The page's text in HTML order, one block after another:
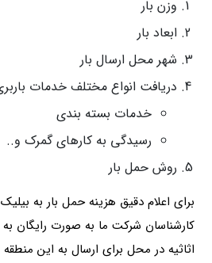
وزن بار
ابعاد بار
شهر محل ارسال بار
دریافت انواع مختلف خدمات
خدمات بسته بندی
رسیدگی به کارهای گمرک و..
روش حمل بار
برای اعلام دقیق هزینه حمل بار به
کارشناسان شرکت ما به صورت رایگان به
اثاثیه در محل برای ارسال به این